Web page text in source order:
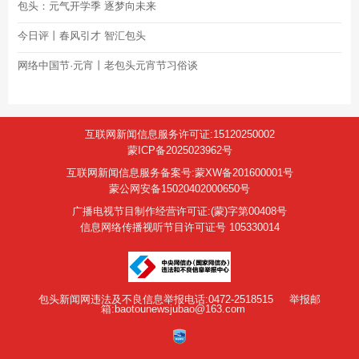
包头：元气开学季 逐梦向未来
今日评丨春风引才 智汇包头
网络中国节·元宵丨老包头元宵节习俗谈
互联网新闻信息服务许可证:15120250002
蒙ICP备2025023962号
互联网新闻信息服务备案号:蒙XW备201600001号
蒙公网安备15020402000650号
广播电视节目制作经营许可证:(蒙)字第00408号
信息网络传播视听节目许可证号 105330014
包头新闻网违法及不良信息举报电话:0472-2518515
举报邮
箱:baotounewsjubao@163.com